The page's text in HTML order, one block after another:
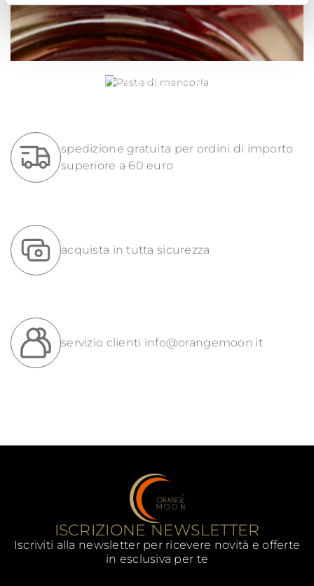
PASTE DI MANDORLA
spedizione gratuita per ordini di importo
superiore a 60 euro
acquista in tutta sicurezza
servizio clienti info@orangemoon.it
ISCRIZIONE NEWSLETTER
Iscriviti alla newsletter per ricevere novità e offerte
in esclusiva per te